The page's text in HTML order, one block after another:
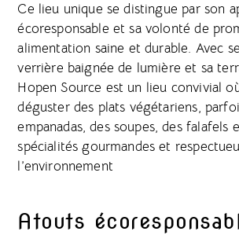
Ce lieu unique se distingue par son
écoresponsable et sa volonté de
alimentation saine et durable. Avec
verrière baignée de lumière et sa
Hopen Source est un lieu convivial
déguster des plats végétariens,
empanadas, des soupes, des falafels
spécialités gourmandes et
l’environnement
Atouts